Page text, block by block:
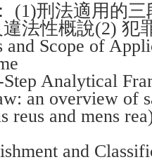
(1)刑法適用的
法性概說(2) 犯
Scope of
Analytical
an overview of
reus and mens
and